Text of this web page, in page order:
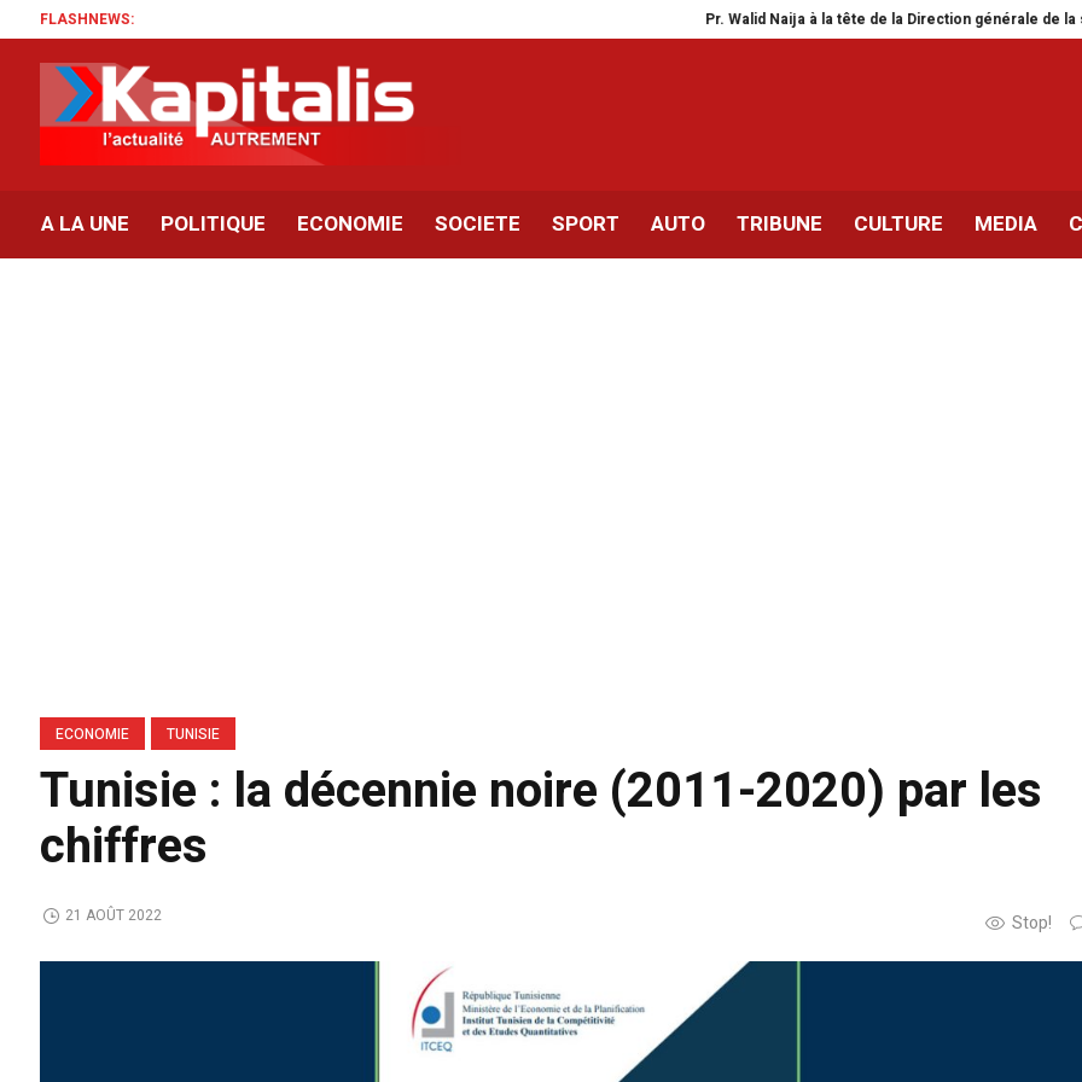
FLASHNEWS: Pr. Walid Naija à la tête de la Direction générale de la santé
A LA UNE POLITIQUE ECONOMIE SOCIETE SPORT AUTO TRIBUNE CULTURE MEDIA
ECONOMIE TUNISIE
Tunisie : la décennie noire (2011-2020) par les
chiffres
Stop!
21 AOÛT 2022